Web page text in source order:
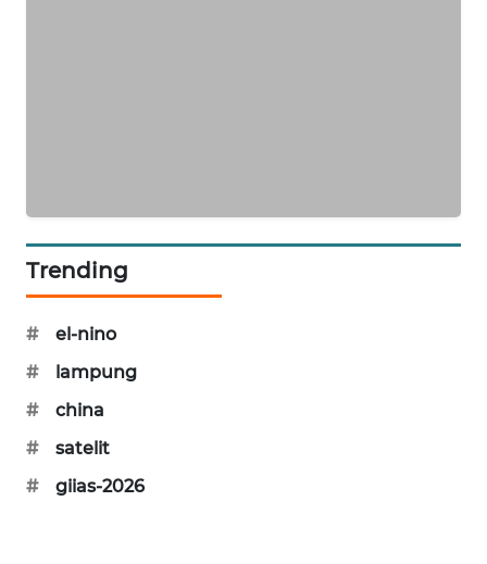
Trending
#
el-nino
#
lampung
#
china
#
satelit
#
giias-2026
NET
PLN
WATCH
LPKKI